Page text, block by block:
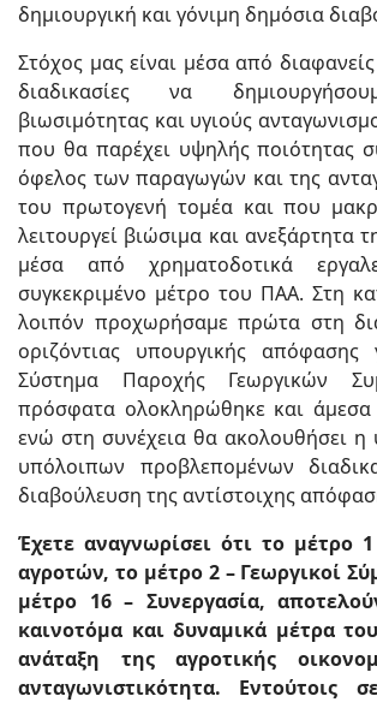
δημιουργική και γόνιμη δημόσια
Στόχος μας είναι μέσα από διαφανείς
διαδικασίες να
βιωσιμότητας και υγιούς
που θα παρέχει υψηλής ποιότητας
όφελος των παραγωγών και της
του πρωτογενή τομέα και που
λειτουργεί βιώσιμα και ανεξάρτητα
μέσα από χρηματοδοτικά
συγκεκριμένο μέτρο του ΠΑΑ. Στη
λοιπόν προχωρήσαμε πρώτα στη
οριζόντιας υπουργικής απόφασης
Σύστημα Παροχής Γεωργικών
πρόσφατα ολοκληρώθηκε και
ενώ στη συνέχεια θα ακολουθήσει η
υπόλοιπων προβλεπομένων
διαβούλευση της αντίστοιχης
Έχετε αναγνωρίσει ότι το μέτρο
αγροτών, το μέτρο 2 – Γεωργικοί
μέτρο 16 – Συνεργασία,
καινοτόμα και δυναμικά μέτρα
ανάταξη της αγροτικής
ανταγωνιστικότητα. Εντούτοις